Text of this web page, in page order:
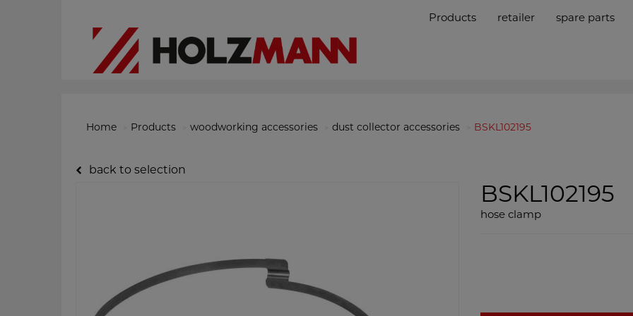
Products retailer spare parts
Home Products woodworking accessories dust collector accessories BSKL102195
back to selection
BSKL102195
hose clamp